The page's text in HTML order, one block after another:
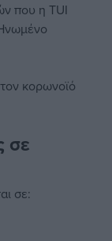
που η TUI
κορωνοϊό
σε
σε: